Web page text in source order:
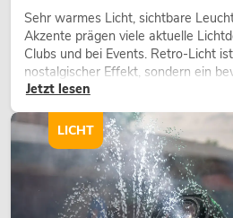
Sehr warmes Licht, sichtbare
Akzente prägen viele aktuelle
Clubs und bei Events. Retro-Licht
nostalgischer Effekt, sondern ein
Gestaltungsmittel: Es schafft
wirken lassen.
Jetzt lesen
LICHT